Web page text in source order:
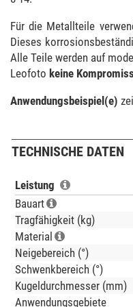
Für die Metallteile
Dieses
Alle Teile werden auf
Leofoto keine
Anwendungsbeispiel(e)
TECHNISCHE DATEN
Leistung
Bauart
Tragfähigkeit (kg)
Material
Neigebereich (°)
Schwenkbereich (°)
Kugeldurchmesser (mm)
Anwendungsgebiete